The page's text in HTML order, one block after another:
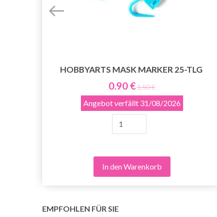
HOBBYARTS MASK MARKER 25-TLG
0.90 €1.50 €
Angebot verfällt 31/08/2026
In den Warenkorb
EMPFOHLEN FÜR SIE